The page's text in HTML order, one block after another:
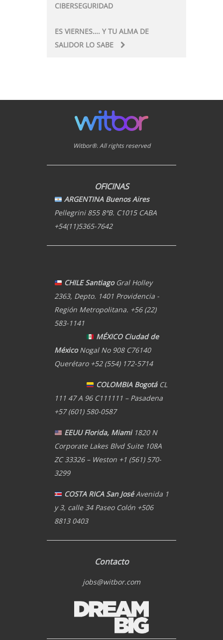
CIBERSEGURIDAD
ES VIERNES…. Y TU ALMA DE
SALIDOR LO SABE
Witbor®. All rights reserved
OFICINAS
ARGENTINA Buenos Aires
Pellegrini 855 8ªB. C1015 CABA
+54(11)5365-7642
CHILE Santiago Gral Holley
2363, Depto. 1401 Providencia -
Región Metropolitana. +56 (22)
583-1141
MÉXICO Ciudad de
MéxicoNogal No 908 C76140
Querétaro +52 (554) 172-5714
COLOMBIA BogotáCL
111 47 A 96 C111111 – Pasadena
+57 (601) 580-0587
EEUU Florida, Miami1820 N
Corporate Lakes Blvd Suite 108A
ZC 33326 – Weston +1 (561) 570-
3299
COSTA RICA San JoséAvenida 1
y 3, calle 34 Paseo Colón +506
8813 0403
Contacto
jobs@witbor.com